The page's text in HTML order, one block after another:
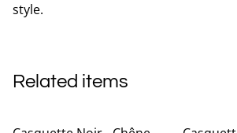
style.
Related items